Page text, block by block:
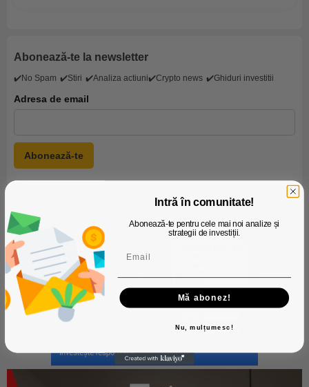
Abonează-te la newsletter
✔️No Spam ✔️Stiri ✔️Analiza actiuni✔️Crypto news ✔️Ghiduri investitii
Adresa de email
Intră în comunitate!
Abonează-te pentru cele mai noi analize și
strategii de investiții.
Mă abonez!
Nu, mulțumesc!